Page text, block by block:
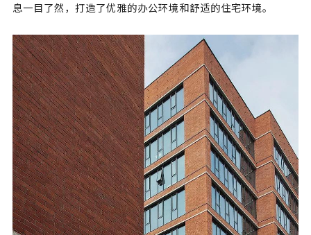
息一目了然，打造了优雅的办公环境和舒适的住宅环境。